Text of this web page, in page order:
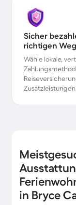
Sicher
richtigen
Wähle lokale,
Zusatzleistungen.
in Bryce